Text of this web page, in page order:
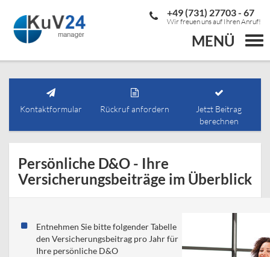
MENÜ
+49 (731) 27703 - 67
Wir freuen uns auf Ihren Anruf!
Kontaktformular Rückruf anfordern
Jetzt Beitrag
berechnen
Persönliche D&O - Ihre
Versicherungsbeiträge im Überblick
Entnehmen Sie bitte folgender Tabelle
den Versicherungsbeitrag pro Jahr für
Ihre persönliche D&O